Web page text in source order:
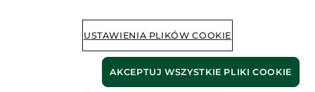
Pokaż więcej
USTAWIENIA PLIKÓW COOKIE
AKCEPTUJ WSZYSTKIE PLIKI COOKIE